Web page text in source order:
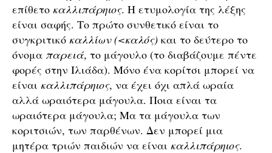
επίθετο καλλιπάρηιος. Η ετυμολογία της λέξης
είναι σαφής. Το πρώτο συνθετικό είναι το
συγκριτικό καλλίων (<καλός) και το δεύτερο το
όνομα παρειά, το μάγουλο (το διαβάζουμε πέντε
φορές στην Ιλιάδα). Μόνο ένα κορίτσι μπορεί να
είναι καλλιπάρηιος, να έχει όχι απλά ωραία
αλλά ωραιότερα μάγουλα. Ποια είναι τα
ωραιότερα μάγουλα; Μα τα μάγουλα των
κοριτσιών, των παρθένων. Δεν μπορεί μια
μητέρα τριών παιδιών να είναι καλλιπάρηιος.